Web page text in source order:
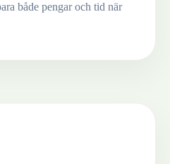
både pengar och tid när